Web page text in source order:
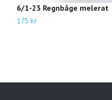
6/1-23 Regnbåge melerat
175 kr